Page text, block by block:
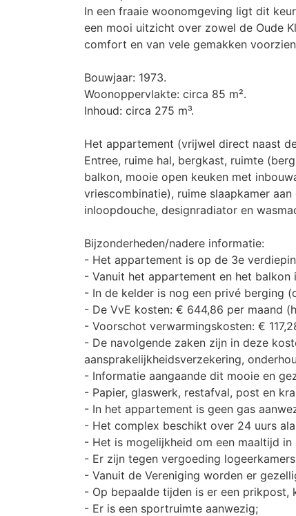
In een fraaie woonomgeving ligt dit
een mooi uitzicht over zowel de Oude
comfort en van vele gemakken
Bouwjaar: 1973.
Woonoppervlakte: circa 85 m².
Inhoud: circa 275 m³.
Het appartement (vrijwel direct naast
Entree, ruime hal, bergkast, ruimte
balkon, mooie open keuken met
vriescombinatie), ruime slaapkamer
inloopdouche, designradiator en
Bijzonderheden/nadere informatie:
- Het appartement is op de 3e
- Vanuit het appartement en het
- In de kelder is nog een privé berging
- De VvE kosten: € 644,86 per maand
- Voorschot verwarmingskosten: €
- De navolgende zaken zijn in deze
aansprakelijkheidsverzekering,
- Informatie aangaande dit mooie en
- Papier, glaswerk, restafval, post en
- In het appartement is geen gas
- Het complex beschikt over 24 uurs
- Het is mogelijkheid om een maaltijd
- Er zijn tegen vergoeding
- Vanuit de Vereniging worden er
- Op bepaalde tijden is er een prikpost,
- Er is een sportruimte aanwezig;